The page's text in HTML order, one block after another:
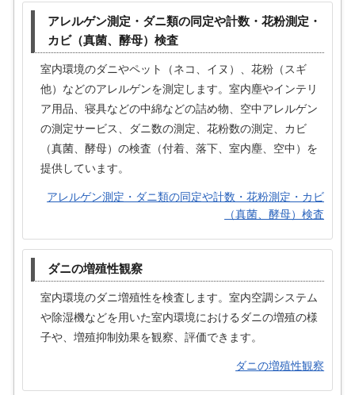
アレルゲン測定・ダニ類の同定や計数・花粉測定・
カビ（真菌、酵母）検査
室内環境のダニやペット（ネコ、イヌ）、花粉（スギ
他）などのアレルゲンを測定します。室内塵やインテリ
ア用品、寝具などの中綿などの詰め物、空中アレルゲン
の測定サービス、ダニ数の測定、花粉数の測定、カビ
（真菌、酵母）の検査（付着、落下、室内塵、空中）を
提供しています。
アレルゲン測定・ダニ類の同定や計数・花粉測定・カビ
（真菌、酵母）検査
ダニの増殖性観察
室内環境のダニ増殖性を検査します。室内空調システム
や除湿機などを用いた室内環境におけるダニの増殖の様
子や、増殖抑制効果を観察、評価できます。
ダニの増殖性観察